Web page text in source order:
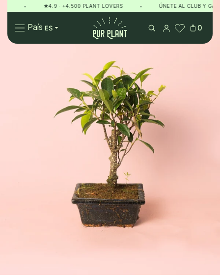
★4.9 · +4.500 PLANT LOVERS ÚNETE AL CLUB Y GANA
País
Pur Plant
0
Sobre Pur Plant